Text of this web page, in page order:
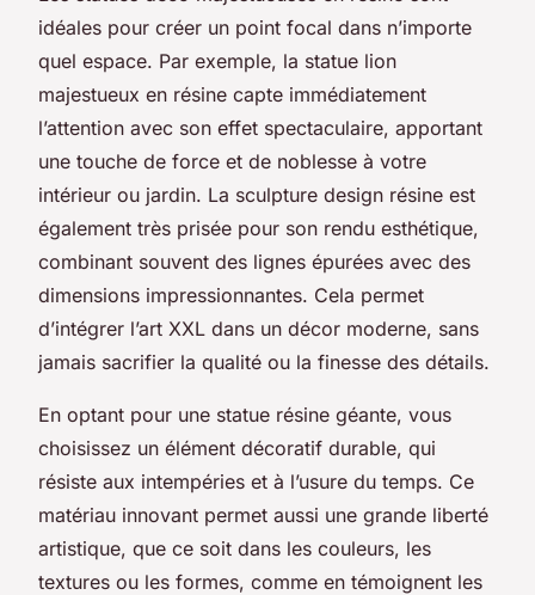
idéales pour créer un point focal dans n’importe
quel espace. Par exemple, la statue lion
majestueux en résine capte immédiatement
l’attention avec son effet spectaculaire, apportant
une touche de force et de noblesse à votre
intérieur ou jardin. La sculpture design résine est
également très prisée pour son rendu esthétique,
combinant souvent des lignes épurées avec des
dimensions impressionnantes. Cela permet
d’intégrer l’art XXL dans un décor moderne, sans
jamais sacrifier la qualité ou la finesse des détails.
En optant pour une statue résine géante, vous
choisissez un élément décoratif durable, qui
résiste aux intempéries et à l’usure du temps. Ce
matériau innovant permet aussi une grande liberté
artistique, que ce soit dans les couleurs, les
textures ou les formes, comme en témoignent les